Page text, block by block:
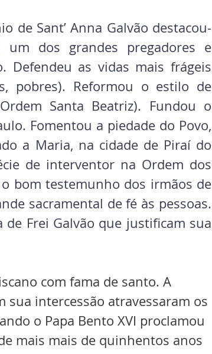
de Sant’ Anna Galvão destacou-
dos grandes pregadores e
Defendeu as vidas mais frágeis
pobres). Reformou o estilo de
Santa Beatriz). Fundou o
Fomentou a piedade do Povo,
a Maria, na cidade de Piraí do
de interventor na Ordem dos
bom testemunho dos irmãos de
sacramental de fé às pessoas.
de Frei Galvão que justificam sua
com fama de santo. A
sua intercessão atravessaram os
o Papa Bento XVI proclamou
mais mais de quinhentos anos